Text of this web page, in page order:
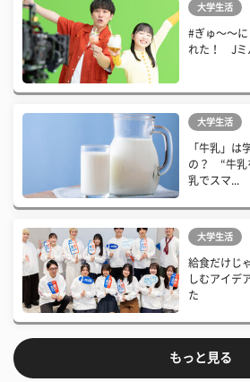
大学生活
#ぎゅ〜〜
れた！ Jミ
大学生活
「牛乳」は
の？ “牛乳
乳でスマ...
大学生活
給食だけじ
しむアイデ
た
もっと見る